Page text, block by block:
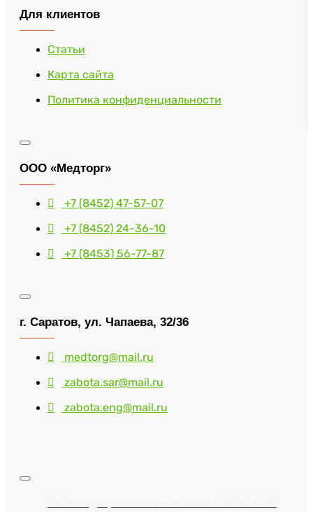
Для клиентов
Статьи
Карта сайта
Политика конфиденциальности
ООО «Медторг»
+7 (8452) 47-57-07
+7 (8452) 24-36-10
+7 (8453) 56-77-87
г. Саратов, ул. Чапаева, 32/36
medtorg@mail.ru
zabota.sar@mail.ru
zabota.eng@mail.ru